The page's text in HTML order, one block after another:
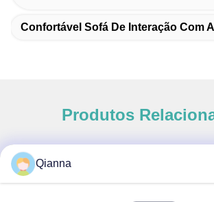
Confortável Sofá De Interação Com
Produtos
Qianna